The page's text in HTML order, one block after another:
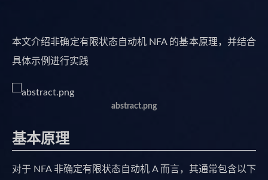
本文介绍非确定有限状态自动机 NFA 的基本原理，并结合
具体示例进行实践
abstract.png
基本原理
对于 NFA 非确定有限状态自动机 A 而言，其通常包含以下